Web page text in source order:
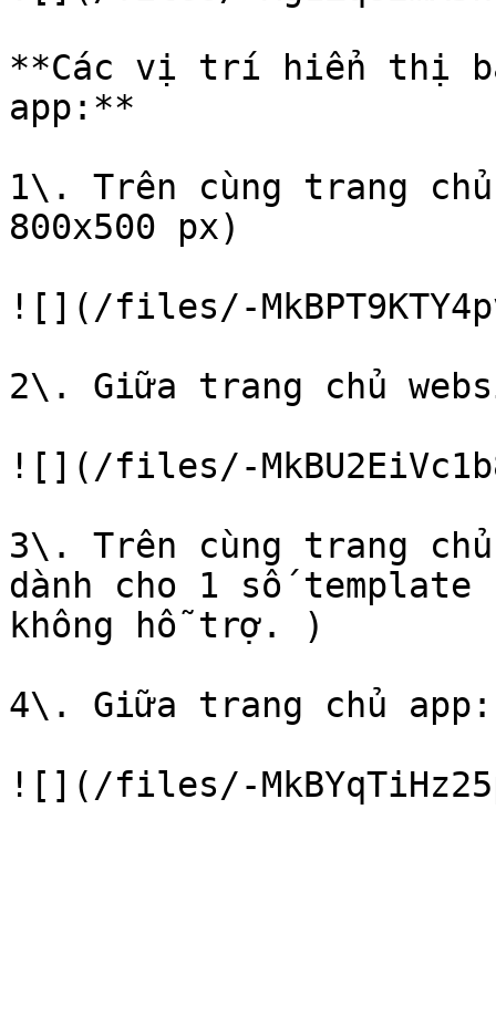
**Các vị trí hiển thị
app:**
1\. Trên cùng trang
800x500 px)
![](/files/-
2\. Giữa trang chủ
![](/files/-
3\. Trên cùng trang
dành cho 1 số template
không hỗ trợ. )
4\. Giữa trang chủ app: